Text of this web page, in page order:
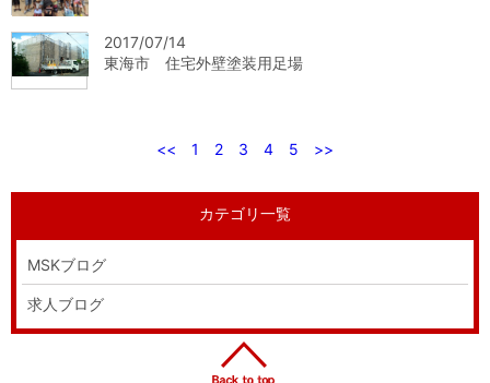
2017/07/14
東海市 住宅外壁塗装用足場
<< 1 2 3 4 5 >>
カテゴリ一覧
MSKブログ
求人ブログ